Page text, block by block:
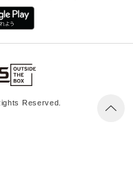
Reserved.